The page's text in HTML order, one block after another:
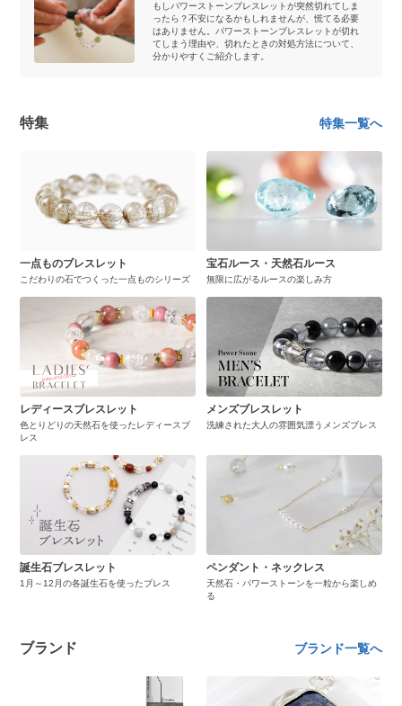
もしパワーストーンブレスレットが突然切れてしま
ったら？不安になるかもしれませんが、慌てる必要
はありません。パワーストーンブレスレットが切れ
てしまう理由や、切れたときの対処方法について、
分かりやすくご紹介します。
特集 特集一覧へ
一点ものブレスレット
こだわりの石でつくった一点ものシリーズ
宝石ルース・天然石ルース
無限に広がるルースの楽しみ方
レディースブレスレット
色とりどりの天然石を使ったレディースブ
レス
メンズブレスレット
洗練された大人の雰囲気漂うメンズブレス
誕生石ブレスレット
1月～12月の各誕生石を使ったブレス
ペンダント・ネックレス
天然石・パワーストーンを一粒から楽しめ
る
ブランド ブランド一覧へ